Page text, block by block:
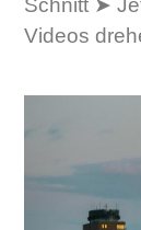
Schnitt ➤
Videos